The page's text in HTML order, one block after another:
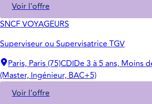
Voir l'offre
SNCF VOYAGEURS
Superviseur ou Supervisatrice TGV
Paris, Paris (75)CDIDe 3 à 5 ans, Moins
(Master, Ingénieur, BAC+5)
Voir l'offre